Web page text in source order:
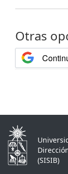
Otras
(SISIB)